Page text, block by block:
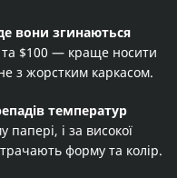
вони згинаються
та $100 — краще носити
з жорстким каркасом.
температур
і за високої
форму та колір.